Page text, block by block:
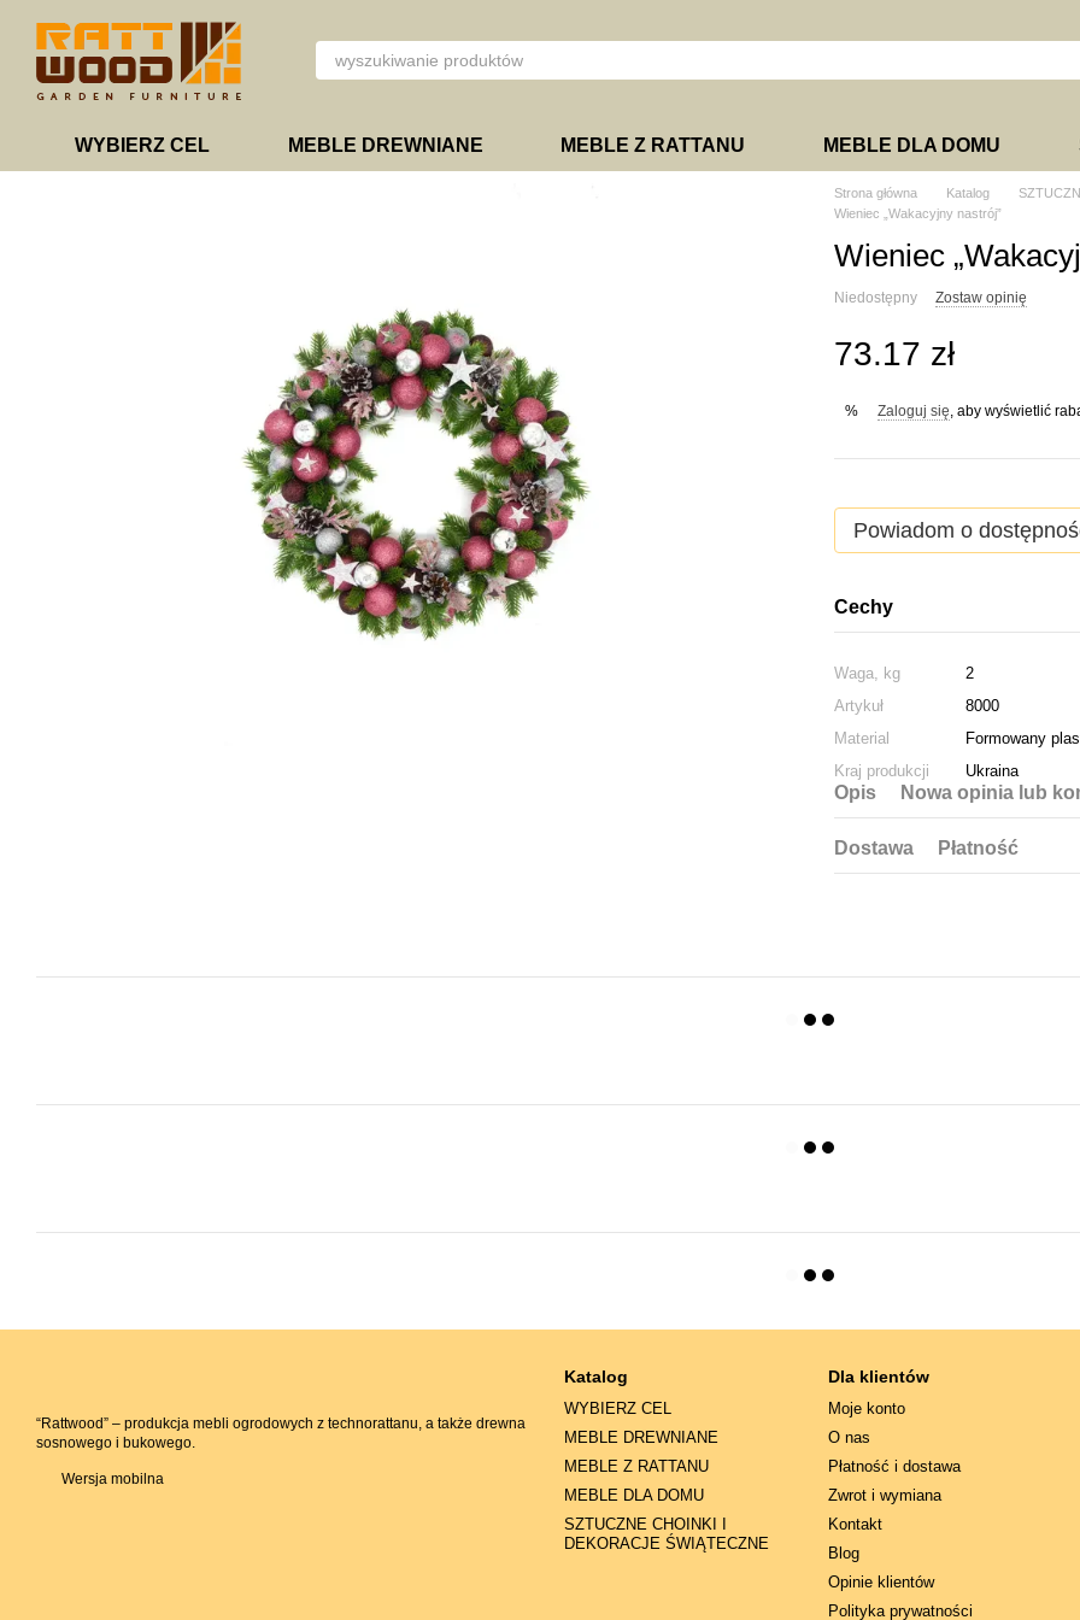
Przejdź do głównej treści
WYBIERZ CEL MEBLE DREWNIANE MEBLE Z RATTANU MEBLE DLA DOMU
Strona główna Katalog
Wieniec „Wakacyjny nastrój”
Wieniec
Niedostępny Zostaw opinię
73.17 zł
% Zaloguj się , aby wyświetlić
Powiadom o
Cechy
Waga, kg
2
Artykuł
8000
Material
Formowany
Kraj produkcji
Ukraina
Opis Nowa opinia lub
Dostawa Płatność
“Rattwood” – produkcja mebli ogrodowych z technorattanu, a także drewna
sosnowego i bukowego.
Wersja mobilna
Katalog
WYBIERZ CEL
MEBLE DREWNIANE
MEBLE Z RATTANU
MEBLE DLA DOMU
SZTUCZNE CHOINKI I
DEKORACJE ŚWIĄTECZNE
Dla klientów
Moje konto
O nas
Płatność i dostawa
Zwrot i wymiana
Kontakt
Blog
Opinie klientów
Polityka prywatności